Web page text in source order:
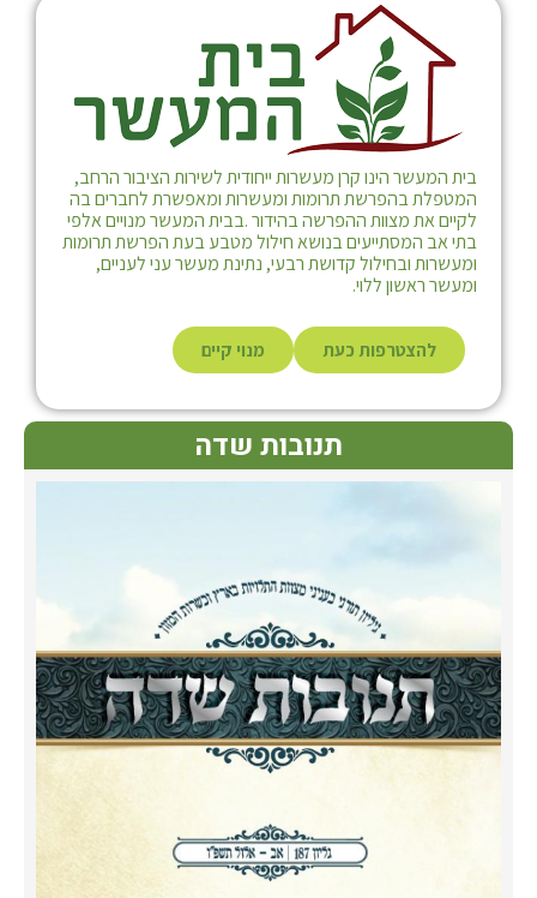
בית המעשר הינו קרן מעשרות ייחודית לשירות הציבור הרחב,
המטפלת בהפרשת תרומות ומעשרות ומאפשרת לחברים בה
לקיים את מצוות ההפרשה בהידור .בבית המעשר מנויים אלפי
בתי אב המסתייעים בנושא חילול מטבע בעת הפרשת תרומות
ומעשרות ובחילול קדושת רבעי, נתינת מעשר עני לעניים,
ומעשר ראשון ללוי.
להצטרפות כעת מנוי קיים
תנובות שדה